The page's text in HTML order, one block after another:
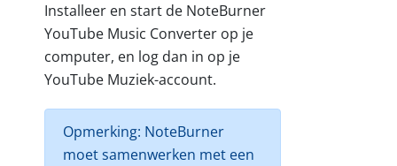
Installeer en start de NoteBurner
YouTube Music Converter op je
computer, en log dan in op je
YouTube Muziek-account.
Opmerking: NoteBurner
moet samenwerken met een